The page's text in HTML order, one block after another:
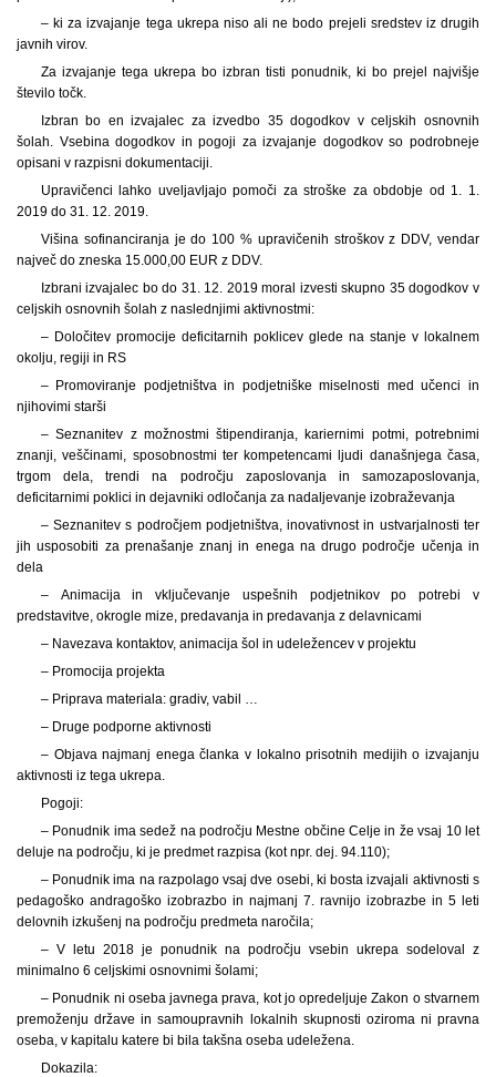
– ki za izvajanje tega ukrepa niso ali ne bodo prejeli sredstev iz drugih
javnih virov.
Za izvajanje tega ukrepa bo izbran tisti ponudnik, ki bo prejel najvišje
število točk.
Izbran bo en izvajalec za izvedbo 35 dogodkov v celjskih osnovnih
šolah. Vsebina dogodkov in pogoji za izvajanje dogodkov so podrobneje
opisani v razpisni dokumentaciji.
Upravičenci lahko uveljavljajo pomoči za stroške za obdobje od 1. 1.
2019 do 31. 12. 2019.
Višina sofinanciranja je do 100 % upravičenih stroškov z DDV, vendar
največ do zneska 15.000,00 EUR z DDV.
Izbrani izvajalec bo do 31. 12. 2019 moral izvesti skupno 35 dogodkov v
celjskih osnovnih šolah z naslednjimi aktivnostmi:
– Določitev promocije deficitarnih poklicev glede na stanje v lokalnem
okolju, regiji in RS
– Promoviranje podjetništva in podjetniške miselnosti med učenci in
njihovimi starši
– Seznanitev z možnostmi štipendiranja, kariernimi potmi, potrebnimi
znanji, veščinami, sposobnostmi ter kompetencami ljudi današnjega časa,
trgom dela, trendi na področju zaposlovanja in samozaposlovanja,
deficitarnimi poklici in dejavniki odločanja za nadaljevanje izobraževanja
– Seznanitev s področjem podjetništva, inovativnost in ustvarjalnosti ter
jih usposobiti za prenašanje znanj in enega na drugo področje učenja in
dela
– Animacija in vključevanje uspešnih podjetnikov po potrebi v
predstavitve, okrogle mize, predavanja in predavanja z delavnicami
– Navezava kontaktov, animacija šol in udeležencev v projektu
– Promocija projekta
– Priprava materiala: gradiv, vabil …
– Druge podporne aktivnosti
– Objava najmanj enega članka v lokalno prisotnih medijih o izvajanju
aktivnosti iz tega ukrepa.
Pogoji:
– Ponudnik ima sedež na področju Mestne občine Celje in že vsaj 10 let
deluje na področju, ki je predmet razpisa (kot npr. dej. 94.110);
– Ponudnik ima na razpolago vsaj dve osebi, ki bosta izvajali aktivnosti s
pedagoško andragoško izobrazbo in najmanj 7. ravnijo izobrazbe in 5 leti
delovnih izkušenj na področju predmeta naročila;
– V letu 2018 je ponudnik na področju vsebin ukrepa sodeloval z
minimalno 6 celjskimi osnovnimi šolami;
– Ponudnik ni oseba javnega prava, kot jo opredeljuje Zakon o stvarnem
premoženju države in samoupravnih lokalnih skupnosti oziroma ni pravna
oseba, v kapitalu katere bi bila takšna oseba udeležena.
Dokazila: